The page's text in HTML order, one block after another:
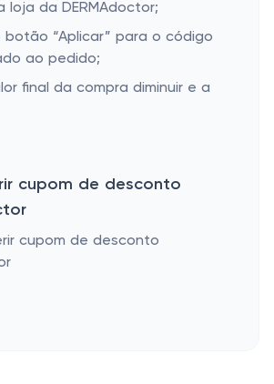
loja da DERMAdoctor;
botão “Aplicar” para o código
ao pedido;
final da compra diminuir e a
cupom de desconto